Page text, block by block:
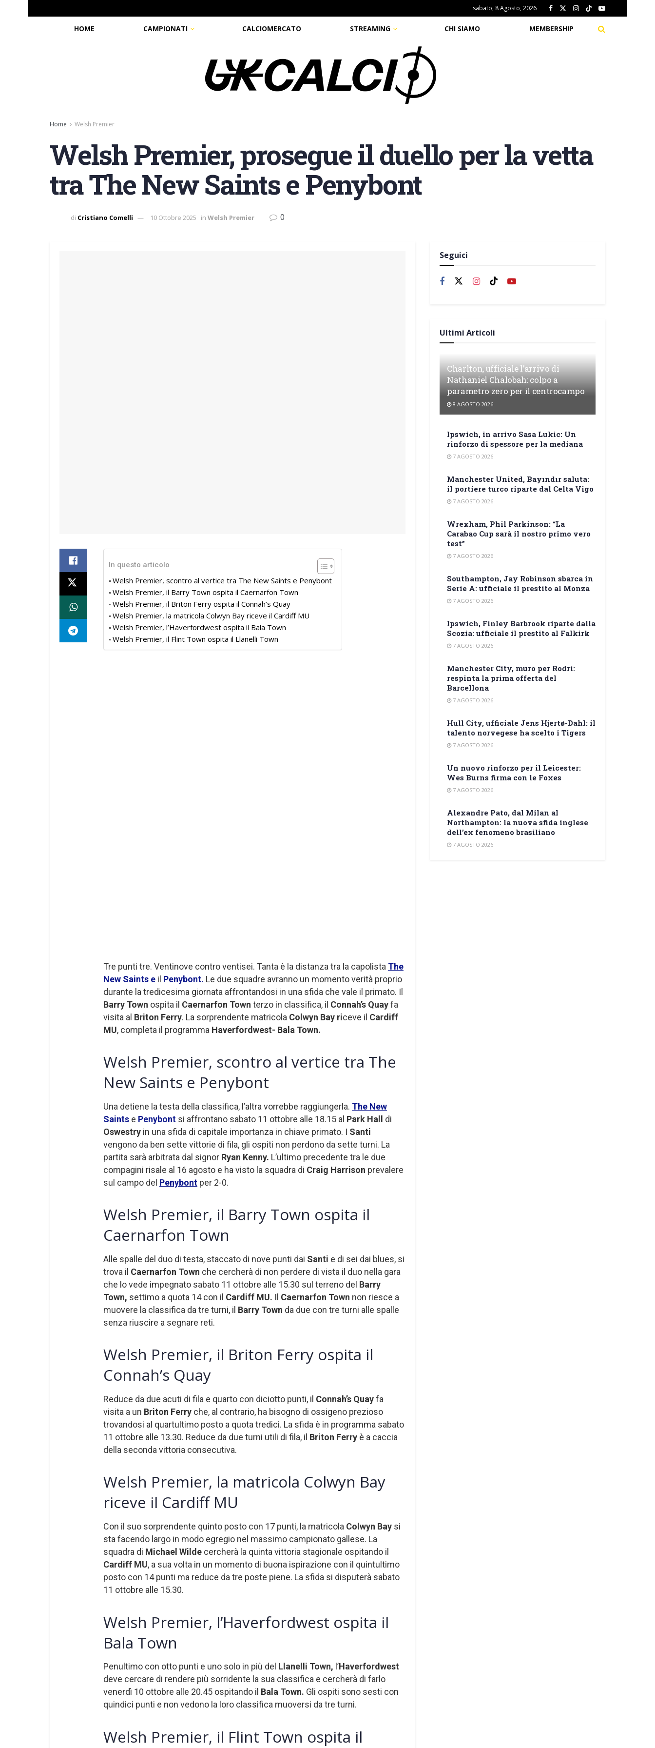
sabato, 8 Agosto, 2026
HOME CAMPIONATI CALCIOMERCATO STREAMING CHI SIAMO MEMBERSHIP
Home Welsh Premier
Welsh Premier, prosegue il duello per la vetta
tra The New Saints e Penybont
di Cristiano Comelli 10 Ottobre 2025 in Welsh Premier 0
In questo articolo
Welsh Premier, scontro al vertice tra The New Saints e Penybont
Welsh Premier, il Barry Town ospita il Caernarfon Town
Welsh Premier, il Briton Ferry ospita il Connah’s Quay
Welsh Premier, la matricola Colwyn Bay riceve il Cardiff MU
Welsh Premier, l’Haverfordwest ospita il Bala Town
Welsh Premier, il Flint Town ospita il Llanelli Town
Tre punti tre. Ventinove contro ventisei. Tanta è la distanza tra la capolista The
New Saints e il Penybont. Le due squadre avranno un momento verità proprio
durante la tredicesima giornata affrontandosi in una sfida che vale il primato. Il
Barry Town ospita il Caernarfon Town terzo in classifica, il Connah’s Quayfa
visita al Briton Ferry. La sorprendente matricola Colwyn Bay riceve il Cardiff
MU, completa il programma Haverfordwest- Bala Town.
Welsh Premier, scontro al vertice tra The
New Saints e Penybont
Una detiene la testa della classifica, l’altra vorrebbe raggiungerla. The New
Saints e Penybont si affrontano sabato 11 ottobre alle 18.15 al Park Hall di
Oswestry in una sfida di capitale importanza in chiave primato. I Santi
vengono da ben sette vittorie di fila, gli ospiti non perdono da sette turni. La
partita sarà arbitrata dal signor Ryan Kenny. L’ultimo precedente tra le due
compagini risale al 16 agosto e ha visto la squadra di Craig Harrison prevalere
sul campo del Penybont per 2-0.
Welsh Premier, il Barry Town ospita il
Caernarfon Town
Alle spalle del duo di testa, staccato di nove punti dai Santi e di sei dai blues, si
trova il Caernarfon Town che cercherà di non perdere di vista il duo nella gara
che lo vede impegnato sabato 11 ottobre alle 15.30 sul terreno del Barry
Town, settimo a quota 14 con il Cardiff MU. Il Caernarfon Town non riesce a
muovere la classifica da tre turni, il Barry Town da due con tre turni alle spalle
senza riuscire a segnare reti.
Welsh Premier, il Briton Ferry ospita il
Connah’s Quay
Reduce da due acuti di fila e quarto con diciotto punti, il Connah’s Quayfa
visita a un Briton Ferry che, al contrario, ha bisogno di ossigeno prezioso
trovandosi al quartultimo posto a quota tredici. La sfida è in programma sabato
11 ottobre alle 13.30. Reduce da due turni utili di fila, il Briton Ferry è a caccia
della seconda vittoria consecutiva.
Welsh Premier, la matricola Colwyn Bay
riceve il Cardiff MU
Con il suo sorprendente quinto posto con 17 punti, la matricola Colwyn Bay si
sta facendo largo in modo egregio nel massimo campionato gallese. La
squadra di Michael Wilde cercherà la quinta vittoria stagionale ospitando il
Cardiff MU, a sua volta in un momento di buona ispirazione con il quintultimo
posto con 14 punti ma reduce da tre poste piene. La sfida si disputerà sabato
11 ottobre alle 15.30.
Welsh Premier, l’Haverfordwest ospita il
Bala Town
Penultimo con otto punti e uno solo in più del Llanelli Town, l’Haverfordwest
deve cercare di rendere più sorridente la sua classifica e cercherà di farlo
venerdì 10 ottobre alle 20.45 ospitando il Bala Town. Gli ospiti sono sesti con
quindici punti e non vedono la loro classifica muoversi da tre turni.
Welsh Premier, il Flint Town ospita il
Seguici
Ultimi Articoli
Charlton, ufficiale l’arrivo di
Nathaniel Chalobah: colpo a
parametro zero per il centrocampo
8 AGOSTO 2026
Ipswich, in arrivo Sasa Lukic: Un
rinforzo di spessore per la mediana
7 AGOSTO 2026
Manchester United, Bayındır saluta:
il portiere turco riparte dal Celta Vigo
7 AGOSTO 2026
Wrexham, Phil Parkinson: “La
Carabao Cup sarà il nostro primo vero
test”
7 AGOSTO 2026
Southampton, Jay Robinson sbarca in
Serie A: ufficiale il prestito al Monza
7 AGOSTO 2026
Ipswich, Finley Barbrook riparte dalla
Scozia: ufficiale il prestito al Falkirk
7 AGOSTO 2026
Manchester City, muro per Rodri:
respinta la prima offerta del
Barcellona
7 AGOSTO 2026
Hull City, ufficiale Jens Hjertø-Dahl: il
talento norvegese ha scelto i Tigers
7 AGOSTO 2026
Un nuovo rinforzo per il Leicester:
Wes Burns firma con le Foxes
7 AGOSTO 2026
Alexandre Pato, dal Milan al
Northampton: la nuova sfida inglese
dell’ex fenomeno brasiliano
7 AGOSTO 2026